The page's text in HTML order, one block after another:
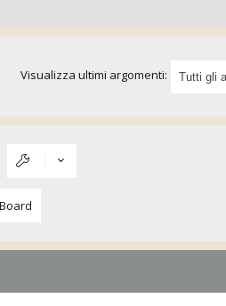
Visualizza ultimi argomenti: